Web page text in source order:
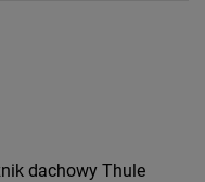
dachowy Thule